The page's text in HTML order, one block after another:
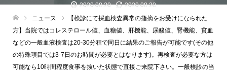
2020.08.20
2020.08.20
ニュース
【検診にて採血検査異常の指摘をお受けになられた
方】当院ではコレステロール値、血糖値、肝機能、尿酸値、腎機能、貧血
などの一般血液検査は20-30分程で同日に結果のご報告が可能です(その他
の特殊項目では3-7日のお時間が必要とはなります)。再検査が必要な方は
可能なら10時間程度食事を抜いた状態で直接ご来院下さい。一般検診の当